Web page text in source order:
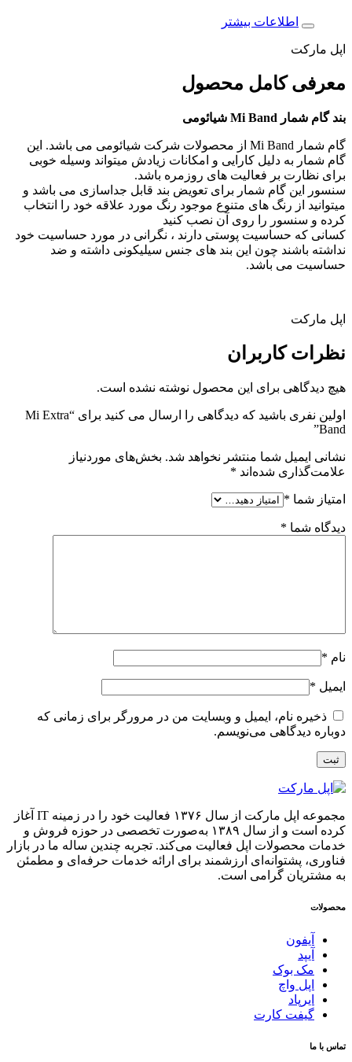
اطلاعات بیشتر
اپل مارکت
معرفی کامل محصول
بند گام شمار Mi Band شیائومی
گام شمار Mi Band از محصولات شرکت شیائومی می باشد. این
گام شمار به دلیل کارایی و امکانات زیادش میتواند وسیله خوبی
برای نظارت بر فعالیت های روزمره باشد.
سنسور این گام شمار برای تعویض بند قابل جداسازی می باشد و
میتوانید از رنگ های متنوع موجود رنگ مورد علاقه خود را انتخاب
کرده و سنسور را روی آن نصب کنید
کسانی که حساسیت پوستی دارند ، نگرانی در مورد حساسیت خود
نداشته باشند چون این بند های جنس سیلیکونی داشته و ضد
حساسیت می باشد.
اپل مارکت
نظراتکاربران
هیچ دیدگاهی برای این محصول نوشته نشده است.
اولین نفری باشید که دیدگاهی را ارسال می کنید برای “Mi Extra
Band”
نشانی ایمیل شما منتشر نخواهد شد. بخش‌های موردنیاز
علامت‌گذاری شده‌اند *
امتیاز شما *
دیدگاه شما *
نام *
ایمیل *
ذخیره نام، ایمیل و وبسایت من در مرورگر برای زمانی که
دوباره دیدگاهی می‌نویسم.
مجموعه اپل مارکت از سال ۱۳۷۶ فعالیت خود را در زمینه IT آغاز
کرده است و از سال ۱۳۸۹ به‌صورت تخصصی در حوزه فروش و
خدمات محصولات اپل فعالیت می‌کند. تجربه چندین ساله ما در بازار
فناوری، پشتوانه‌ای ارزشمند برای ارائه خدمات حرفه‌ای و مطمئن
به مشتریان گرامی است.
محصولات
آیفون
آیپد
مک بوک
اپل واچ
ایرپاد
گیفت کارت
تماس با ما